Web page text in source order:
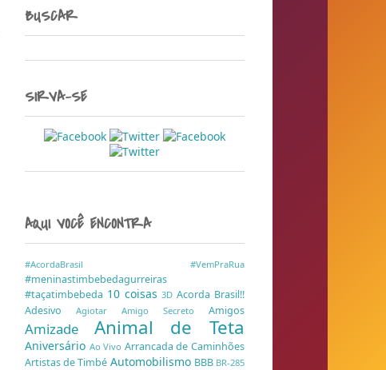
BUSCAR
SIRVA-SE
AQUI VOCÊ ENCONTRA
#AcordaBrasil #VemPraRua
#meninastimbebedagurreiras
#taçatimbebeda 10 coisas3DAcorda Brasil!!
Adesivo Agiotar Amigo Secreto Amigos
Amizade Animal de Teta
Aniversário Ao Vivo Arrancada de Caminhões
Artistas de Timbé Automobilismo BBB BR-285